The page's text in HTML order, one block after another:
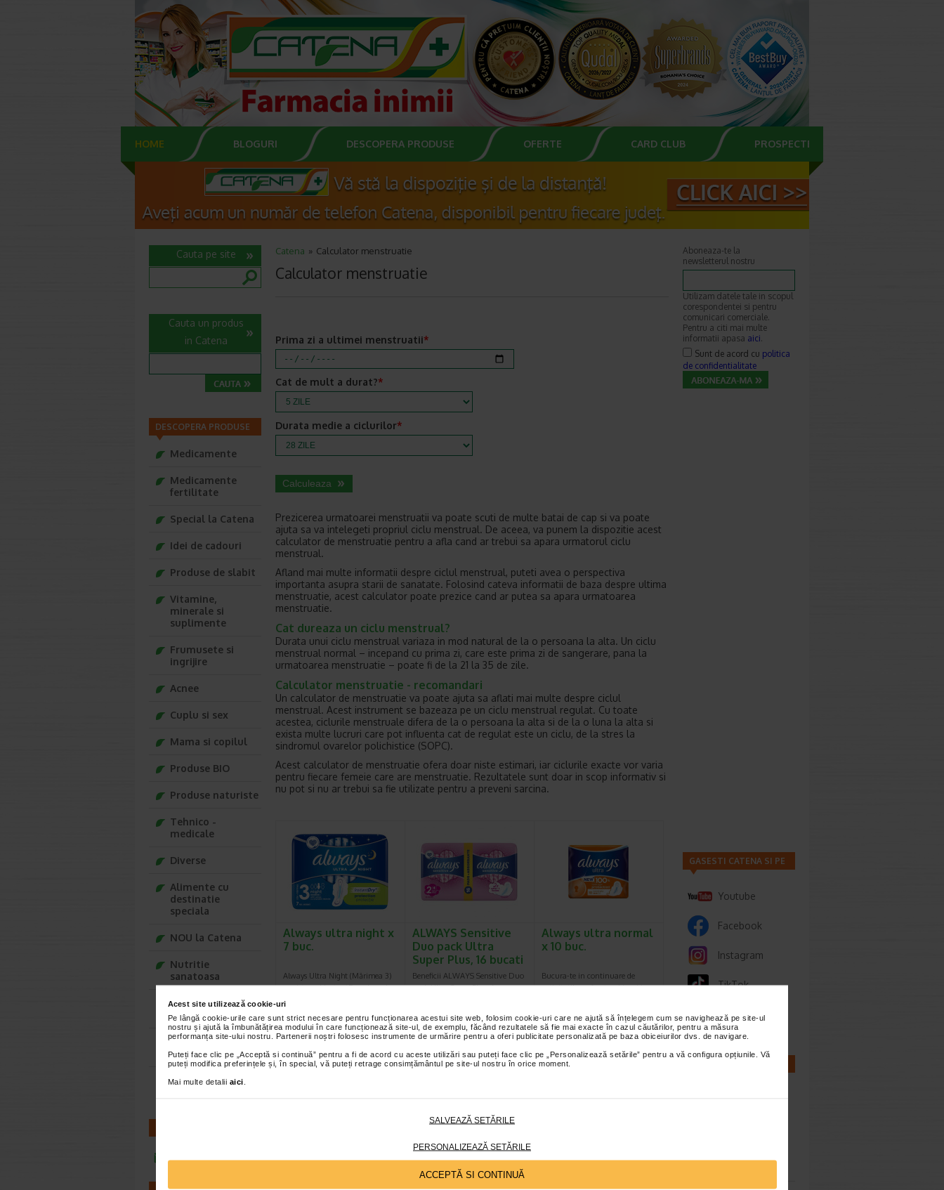
Acest site utilizează cookie-uri
Pe lângă cookie-urile care sunt strict necesare pentru funcționarea acestui site web, folosim cookie-uri care ne ajută să înțelegem cum se navighează pe site-ul
nostru și ajută la îmbunătățirea modului în care funcționează site-ul, de exemplu, făcând rezultatele să fie mai exacte în cazul căutărilor, pentru a măsura
performanța site-ului nostru. Partenerii noștri folosesc instrumente de urmărire pentru a oferi publicitate personalizată pe baza obiceiurilor dvs. de navigare.
Puteți face clic pe „Acceptă si continuă” pentru a fi de acord cu aceste utilizări sau puteți face clic pe „Personalizează setările” pentru a vă configura opțiunile. Vă
puteți modifica preferințele și, în special, vă puteți retrage consimțământul pe site-ul nostru în orice moment.
Mai multe detalii aici
SALVEAZĂ SETĂRILE
PERSONALIZEAZĂ SETĂRILE
ACCEPTĂ SI CONTINUĂ
HOME BLOGURI DESCOPERA PRODUSE OFERTE CARD CLUB PROSPECTE
Catena Calculator menstruatie
Calculator menstruatie
Prima zi a ultimei menstruatii*
Cat de mult a durat?*
Durata medie a ciclurilor*
Calculeaza
Prezicerea urmatoarei menstruatii va poate scuti de multe batai de cap si va poate
ajuta sa va intelegeti propriul ciclu menstrual. De aceea, va punem la dispozitie acest
calculator de menstruatie pentru a afla cand ar trebui sa apara urmatorul ciclu
menstrual.
Afland mai multe informatii despre ciclul menstrual, puteti avea o perspectiva
importanta asupra starii de sanatate. Folosind cateva informatii de baza despre ultima
menstruatie, acest calculator poate prezice cand ar putea sa apara urmatoarea
menstruatie.
Cat dureaza un ciclu menstrual?
Durata unui ciclu menstrual variaza in mod natural de la o persoana la alta. Un ciclu
menstrual normal – incepand cu prima zi, care este prima zi de sangerare, pana la
urmatoarea menstruatie – poate fi de la 21 la 35 de zile.
Calculator menstruatie - recomandari
Un calculator de menstruatie va poate ajuta sa aflati mai multe despre ciclul
menstrual. Acest instrument se bazeaza pe un ciclu menstrual regulat. Cu toate
acestea, ciclurile menstruale difera de la o persoana la alta si de la o luna la alta si
exista multe lucruri care pot influenta cat de regulat este un ciclu, de la stres la
sindromul ovarelor polichistice (SOPC).
Acest calculator de menstruatie ofera doar niste estimari, iar ciclurile exacte vor varia
pentru fiecare femeie care are menstruatie. Rezultatele sunt doar in scop informativ si
nu pot si nu ar trebui sa fie utilizate pentru a preveni sarcina.
Always ultra night x
7 buc.
Always Ultra Night (Mărimea 3)
cu sistemul InstantDry absoarbe
in secunde si blochează lichidul…
ALWAYS Sensitive
Duo pack Ultra
Super Plus, 16 bucati
Beneficii ALWAYS Sensitive Duo
pack Ultra Super Plus: Are
Always ultra normal
x 10 buc.
Bucura-te in continuare de
activitatile preferate, chiar si in
Always ultra night,
28 bucati
Cauta pe site
Cauta un produs
in Catena
DESCOPERA PRODUSE
Medicamente
Medicamente
fertilitate
Special la Catena
Idei de cadouri
Produse de slabit
Vitamine,
minerale si
suplimente
Frumusete si
ingrijire
Acnee
Cuplu si sex
Mama si copilul
Produse BIO
Produse naturiste
Tehnico -
medicale
Diverse
Alimente cu
destinatie
speciala
NOU la Catena
Nutritie
sanatoasa
Ce Oftapic ti se
potriveste
Adora – Adorabili
din prima clipa
Seturi cadou
infoline@catena.ro
Aboneaza-te la
newsletterul nostru
Utilizam datele tale in scopul
corespondentei si pentru
comunicari comerciale.
Pentru a citi mai multe
informatii apasa aici.
Sunt de acord cu politica
de confidentialitate
GASESTI CATENA SI PE
Youtube
Facebook
Instagram
TikTok
Whatsapp
sarcina